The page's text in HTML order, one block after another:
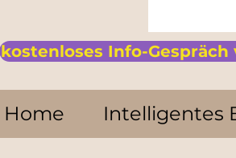
kostenloses Info-
Home Intelligentes